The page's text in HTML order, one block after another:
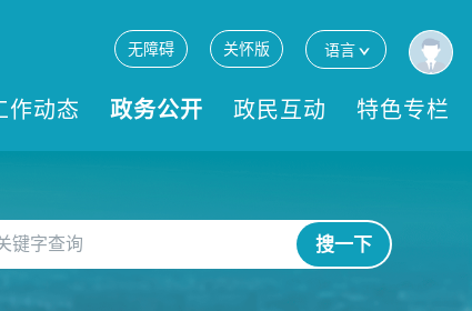
无障碍 关怀版 语言
作动态 政务公开 政民互动 特色专栏
搜一下